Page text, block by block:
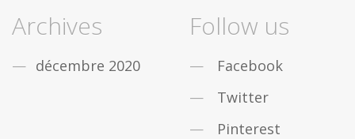
Archives
décembre 2020
Follow us
Facebook
Twitter
Pinterest